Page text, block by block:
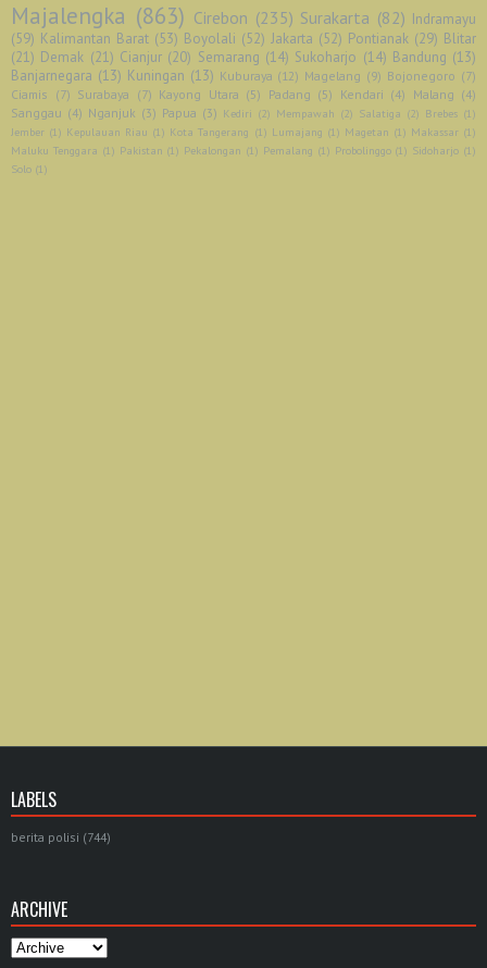
Majalengka (863) Cirebon (235) Surakarta (82) Indramayu
(59) Kalimantan Barat (53) Boyolali (52) Jakarta (52) Pontianak (29) Blitar
(21) Demak (21) Cianjur (20) Semarang (14) Sukoharjo (14) Bandung (13)
Banjarnegara (13) Kuningan (13) Kuburaya (12) Magelang (9) Bojonegoro (7)
Ciamis (7) Surabaya (7) Kayong Utara (5) Padang (5) Kendari (4) Malang (4)
Sanggau (4) Nganjuk (3) Papua (3) Kediri (2) Mempawah (2) Salatiga (2) Brebes (1)
Jember (1) Kepulauan Riau (1) Kota Tangerang (1) Lumajang (1) Magetan (1) Makassar (1)
Maluku Tenggara (1) Pakistan (1) Pekalongan (1) Pemalang (1) Probolinggo (1) Sidoharjo (1)
Solo (1)
LABELS
berita polisi (744)
ARCHIVE